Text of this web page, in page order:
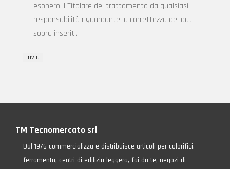
esonero il Titolare del trattamento da qualsiasi
responsabilità riguardante la correttezza dei dati
sopra inseriti.
TM Tecnomercato srl
Dal 1976 commercializza e distribuisce articoli per colorifici,
ferramenta, centri di edilizia leggera, fai da te, negozi di